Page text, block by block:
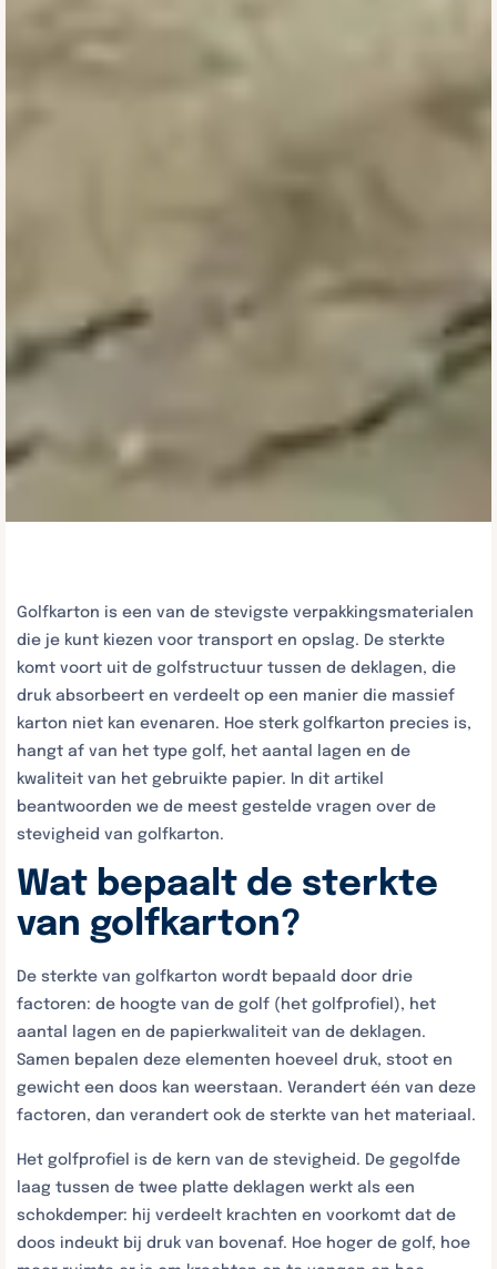
Golfkarton is een van de stevigste verpakkingsmaterialen
die je kunt kiezen voor transport en opslag. De sterkte
komt voort uit de golfstructuur tussen de deklagen, die
druk absorbeert en verdeelt op een manier die massief
karton niet kan evenaren. Hoe sterk golfkarton precies is,
hangt af van het type golf, het aantal lagen en de
kwaliteit van het gebruikte papier. In dit artikel
beantwoorden we de meest gestelde vragen over de
stevigheid van golfkarton.
Wat bepaalt de sterkte
van golfkarton?
De sterkte van golfkarton wordt bepaald door drie
factoren: de hoogte van de golf (het golfprofiel), het
aantal lagen en de papierkwaliteit van de deklagen.
Samen bepalen deze elementen hoeveel druk, stoot en
gewicht een doos kan weerstaan. Verandert één van deze
factoren, dan verandert ook de sterkte van het materiaal.
Het golfprofiel is de kern van de stevigheid. De gegolfde
laag tussen de twee platte deklagen werkt als een
schokdemper: hij verdeelt krachten en voorkomt dat de
doos indeukt bij druk van bovenaf. Hoe hoger de golf, hoe